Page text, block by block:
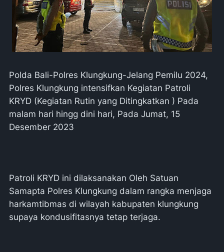
Polda Bali-Polres Klungkung-Jelang Pemilu 2024,
Polres Klungkung intensifkan Kegiatan Patroli
KRYD (Kegiatan Rutin yang Ditingkatkan ) Pada
malam hari hingg dini hari, Pada Jumat, 15
Desember 2023
Patroli KRYD ini dilaksanakan Oleh Satuan
Samapta Polres Klungkung dalam rangka menjaga
harkamtibmas di wilayah kabupaten klungkung
supaya kondusifitasnya tetap terjaga.